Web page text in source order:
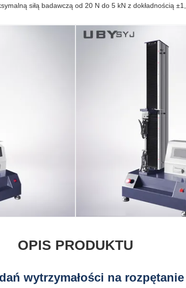
siłą badawczą od 20 N do 5 kN z dokładnością
OPIS PRODUKTU
wytrzymałości na